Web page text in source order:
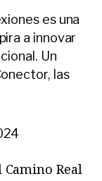
es una
a innovar
Un
las
Real